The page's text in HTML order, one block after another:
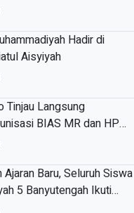
Hadir di
Aisyiyah
Tinjau Langsung
BIAS MR dan HPV
18 Surabaya
Ajaran Baru, Seluruh Siswa
5 Banyutengah Ikuti
Perdana